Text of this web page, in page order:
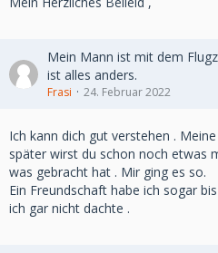
Mein Mann ist mit dem
ist alles anders.
Frasi 24. Februar 2022
Ich kann dich gut verstehen .
später wirst du schon noch etwas
was gebracht hat . Mir ging es so.
Ein Freundschaft habe ich sogar
ich gar nicht dachte .